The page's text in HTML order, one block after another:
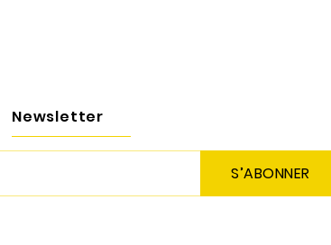
Newsletter
S’ABONNER